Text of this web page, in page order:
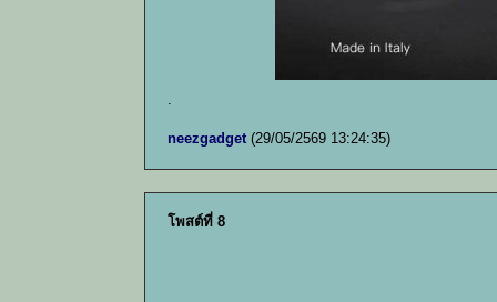
.
neezgadget (29/05/2569 13:24:35)
โพสต์ที่ 8